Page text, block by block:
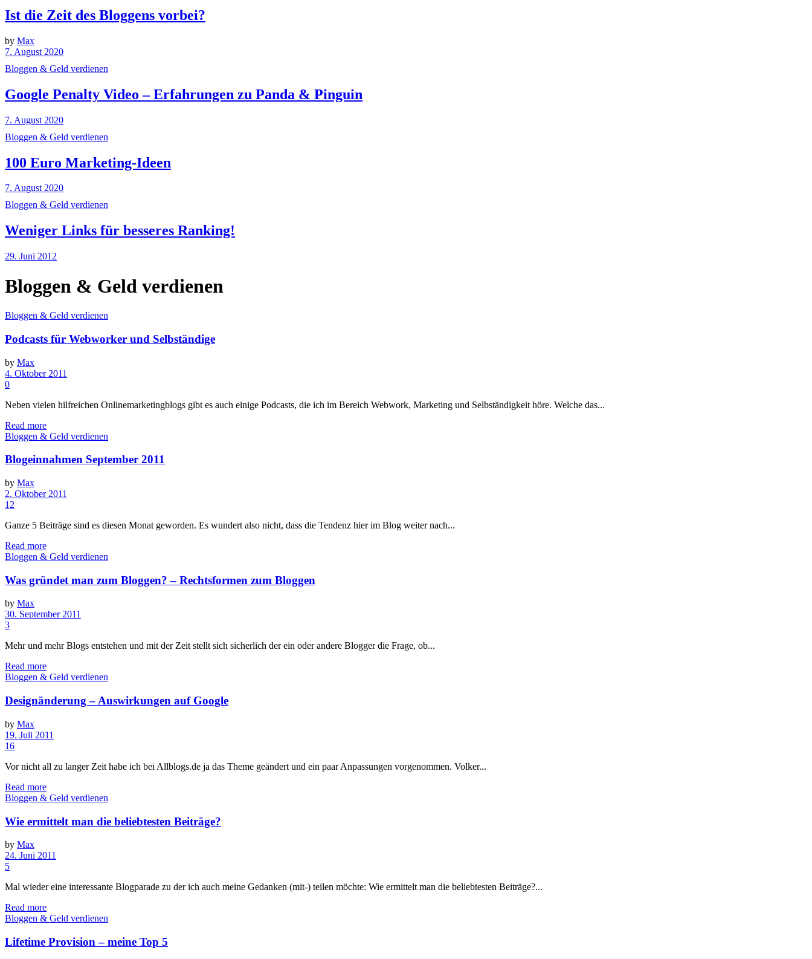
Ist die Zeit des Bloggens vorbei?
by Max
7. August 2020
Bloggen & Geld verdienen
Google Penalty Video – Erfahrungen zu Panda & Pinguin
7. August 2020
Bloggen & Geld verdienen
100 Euro Marketing-Ideen
7. August 2020
Bloggen & Geld verdienen
Weniger Links für besseres Ranking!
29. Juni 2012
Bloggen & Geld verdienen
Bloggen & Geld verdienen
Podcasts für Webworker und Selbständige
by Max
4. Oktober 2011
0
Neben vielen hilfreichen Onlinemarketingblogs gibt es auch einige Podcasts, die ich im Bereich Webwork, Marketing und Selbständigkeit höre. Welche das...
Read more
Bloggen & Geld verdienen
Blogeinnahmen September 2011
by Max
2. Oktober 2011
12
Ganze 5 Beiträge sind es diesen Monat geworden. Es wundert also nicht, dass die Tendenz hier im Blog weiter nach...
Read more
Bloggen & Geld verdienen
Was gründet man zum Bloggen? – Rechtsformen zum Bloggen
by Max
30. September 2011
3
Mehr und mehr Blogs entstehen und mit der Zeit stellt sich sicherlich der ein oder andere Blogger die Frage, ob...
Read more
Bloggen & Geld verdienen
Designänderung – Auswirkungen auf Google
by Max
19. Juli 2011
16
Vor nicht all zu langer Zeit habe ich bei Allblogs.de ja das Theme geändert und ein paar Anpassungen vorgenommen. Volker...
Read more
Bloggen & Geld verdienen
Wie ermittelt man die beliebtesten Beiträge?
by Max
24. Juni 2011
5
Mal wieder eine interessante Blogparade zu der ich auch meine Gedanken (mit-) teilen möchte: Wie ermittelt man die beliebtesten Beiträge?...
Read more
Bloggen & Geld verdienen
Lifetime Provision – meine Top 5